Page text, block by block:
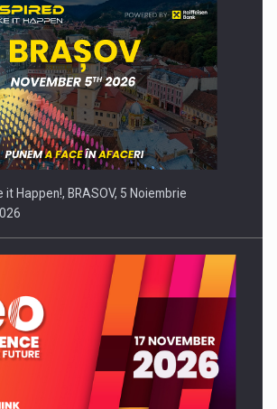
it Happen!, BRASOV, 5 Noiembrie